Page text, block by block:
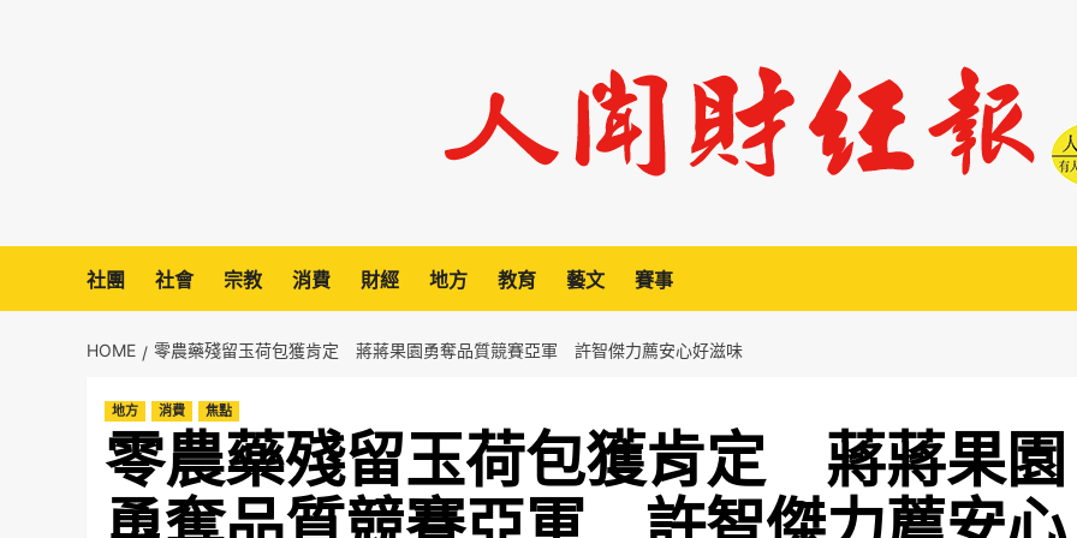
社團 社會 宗教 消費 財經 地方 教育 藝文 賽事
HOME 零農藥殘留玉荷包獲肯定 蔣蔣果園勇奪品質競賽亞軍 許智傑力薦安心好滋味
地方 消費 焦點
零農藥殘留玉荷包獲肯定 蔣蔣果園